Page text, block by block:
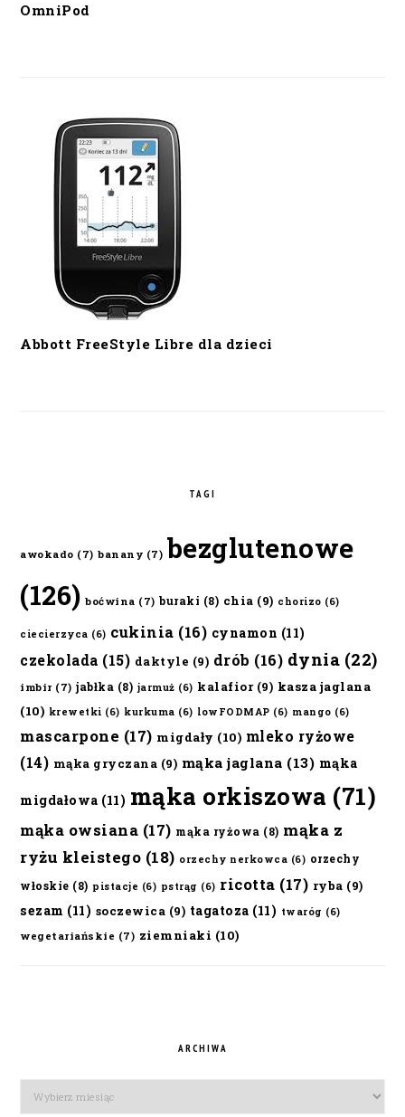
OmniPod
Abbott FreeStyle Libre dla dzieci
TAGI
awokado (7) banany (7) bezglutenowe
(126) boćwina (7) buraki (8) chia (9) chorizo (6)
ciecierzyca (6) cukinia (16) cynamon (11)
czekolada (15) daktyle (9) drób (16) dynia (22)
imbir (7) jabłka (8) jarmuż (6) kalafior(9) kasza jaglana
(10) krewetki (6) kurkuma (6) lowFODMAP (6) mango (6)
mascarpone (17) migdały (10) mleko ryżowe
(14) mąka gryczana (9) mąka jaglana (13) mąka
migdałowa (11) mąka orkiszowa (71)
mąka owsiana (17) mąka ryżowa (8) mąka z
ryżu kleistego (18) orzechy nerkowca (6) orzechy
włoskie (8) pistacje (6) pstrąg (6) ricotta (17) ryba (9)
sezam (11) soczewica (9) tagatoza (11) twaróg (6)
wegetariańskie (7) ziemniaki (10)
ARCHIWA
Archiwa